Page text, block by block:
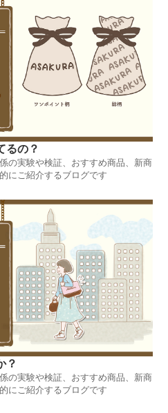
るの？
の実験や検証、おすすめ商品、新商
にご紹介するブログです
？
の実験や検証、おすすめ商品、新商
にご紹介するブログです